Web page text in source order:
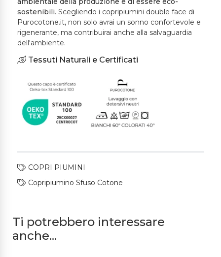
sostenibili. Scegliendo i copripiumini double face di
Purocotone.it, non solo avrai un sonno confortevole e
rigenerante, ma contribuirai anche alla salvaguardia
dell'ambiente.
Tessuti Naturali e Certificati
COPRI PIUMINI
Copripiumino Sfuso Cotone
Classico Bestseller
Ti potrebbero interessare
anche...